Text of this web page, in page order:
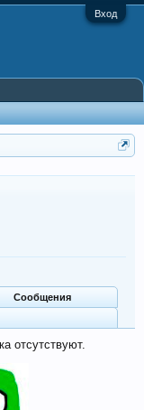
Вход
Сообщения
отсутствуют.